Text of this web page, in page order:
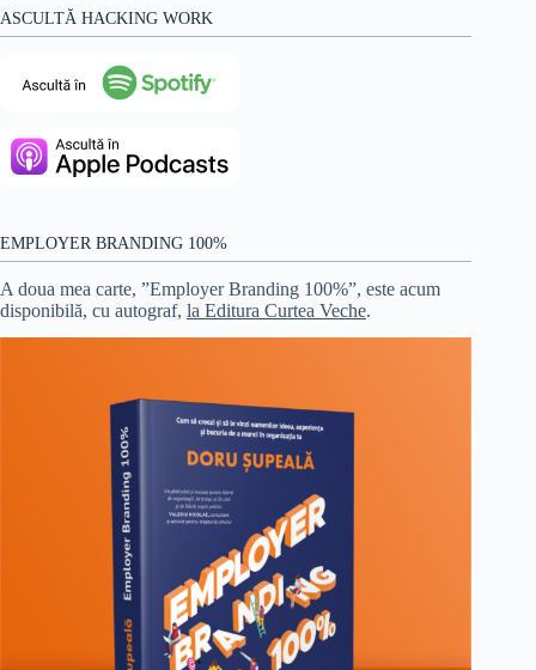
ASCULTĂ HACKING WORK
EMPLOYER BRANDING 100%
A doua mea carte, ”Employer Branding 100%”, este acum
disponibilă, cu autograf, la Editura Curtea Veche.